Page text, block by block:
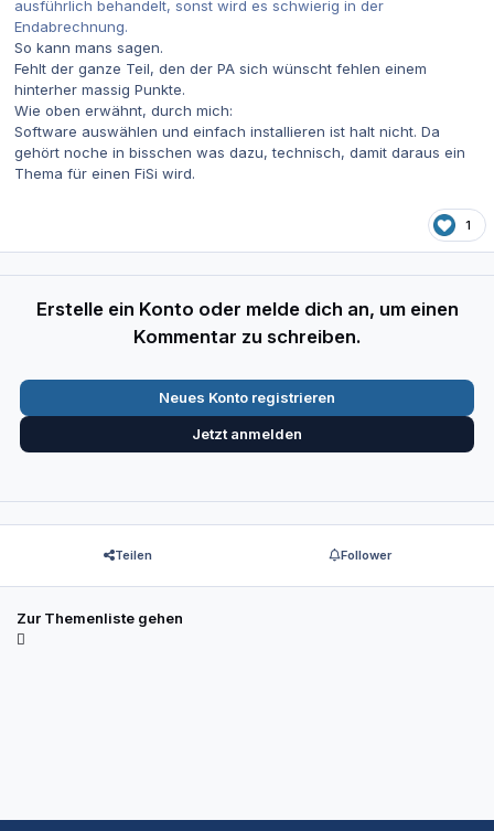
ausführlich behandelt, sonst wird es schwierig in der
Endabrechnung.
So kann mans sagen.
Fehlt der ganze Teil, den der PA sich wünscht fehlen einem
hinterher massig Punkte.
Wie oben erwähnt, durch mich:
Software auswählen und einfach installieren ist halt nicht. Da
gehört noche in bisschen was dazu, technisch, damit daraus ein
Thema für einen FiSi wird.
1
Erstelle ein Konto oder melde dich an, um einen
Kommentar zu schreiben.
Neues Konto registrieren
Jetzt anmelden
Teilen Follower
Zur Themenliste gehen